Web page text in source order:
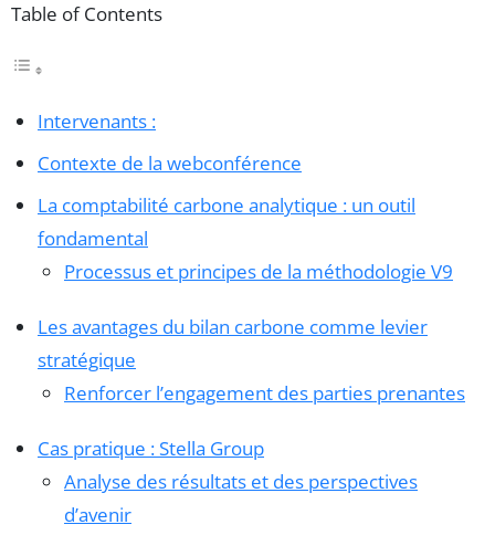
Table of Contents
Intervenants :
Contexte de la webconférence
La comptabilité carbone analytique : un outil
fondamental
Processus et principes de la méthodologie V9
Les avantages du bilan carbone comme levier
stratégique
Renforcer l’engagement des parties prenantes
Cas pratique : Stella Group
Analyse des résultats et des perspectives
d’avenir